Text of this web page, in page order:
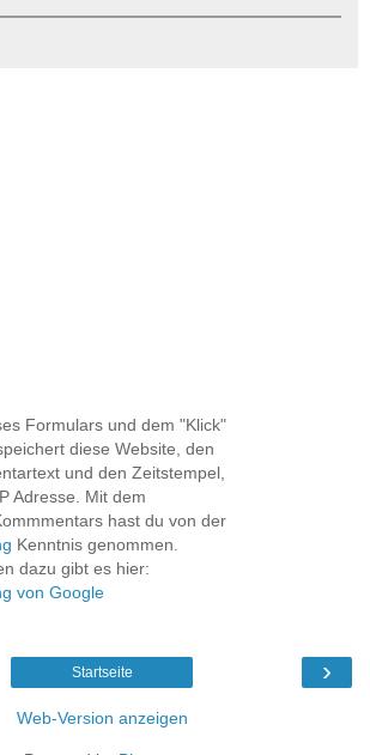
Formulars und dem "Klick"
diese Website, den
und den Zeitstempel,
Adresse. Mit dem
hast du von der
Kenntnis genommen.
dazu gibt es hier:
von Google
›
Startseite
Web-Version anzeigen